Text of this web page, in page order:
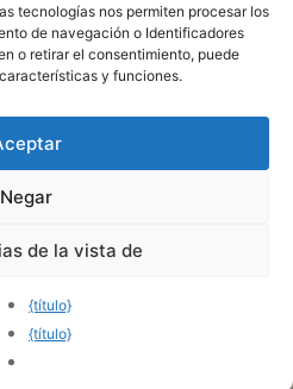
tecnologías nos permiten procesar los
de navegación o Identificadores
o retirar el consentimiento, puede
y funciones.
Negar
de la vista de
{título}
{título}
LAS COOKIES